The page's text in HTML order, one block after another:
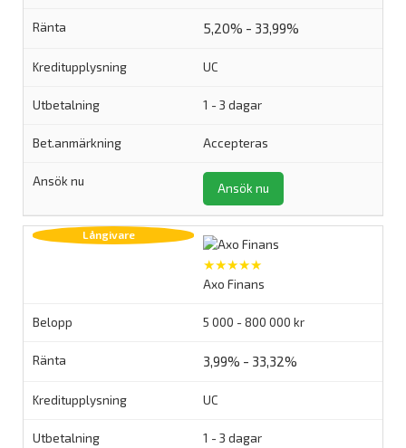
5,20% - 33,99%
UC
1 - 3 dagar
Accepteras
Ansök nu
★★★★★
Axo Finans
5 000 - 800 000 kr
3,99% - 33,32%
UC
1 - 3 dagar